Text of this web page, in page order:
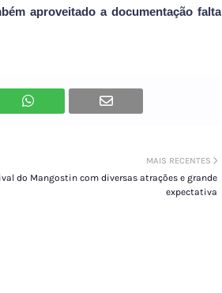
aproveitado a documentação falta
MAIS RECENTES
do Mangostin com diversas atrações e grande
expectativa